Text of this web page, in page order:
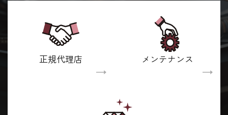
正規代理店 メンテナンス